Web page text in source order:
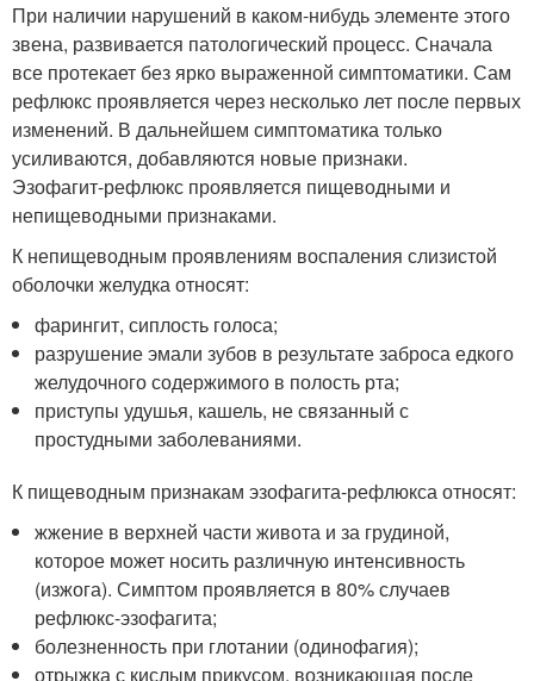
При наличии нарушений в каком-нибудь элементе этого
звена, развивается патологический процесс. Сначала
все протекает без ярко выраженной симптоматики. Сам
рефлюкс проявляется через несколько лет после первых
изменений. В дальнейшем симптоматика только
усиливаются, добавляются новые признаки.
Эзофагит-рефлюкс проявляется пищеводными и
непищеводными признаками.
К непищеводным проявлениям воспаления слизистой
оболочки желудка относят:
фарингит, сиплость голоса;
разрушение эмали зубов в результате заброса едкого
желудочного содержимого в полость рта;
приступы удушья, кашель, не связанный с
простудными заболеваниями.
К пищеводным признакам эзофагита-рефлюкса относят:
жжение в верхней части живота и за грудиной,
которое может носить различную интенсивность
(изжога). Симптом проявляется в 80% случаев
рефлюкс-эзофагита;
болезненность при глотании (одинофагия);
отрыжка с кислым прикусом, возникающая после